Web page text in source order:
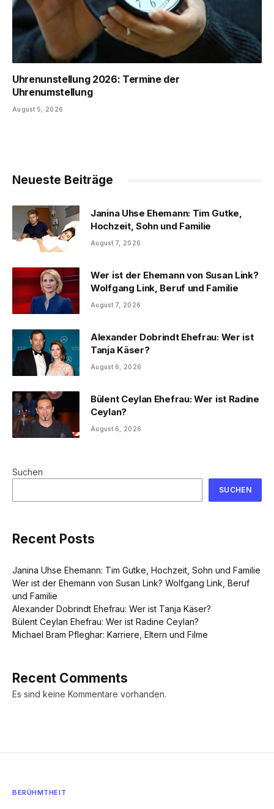
Uhrenunstellung 2026: Termine der
Uhrenumstellung
August 5, 2026
Neueste Beiträge
Janina Uhse Ehemann: Tim Gutke,
Hochzeit, Sohn und Familie
August 7, 2026
Wer ist der Ehemann von Susan Link?
Wolfgang Link, Beruf und Familie
August 7, 2026
Alexander Dobrindt Ehefrau: Wer ist
Tanja Käser?
August 6, 2026
Bülent Ceylan Ehefrau: Wer ist Radine
Ceylan?
August 6, 2026
Suchen
SUCHEN
Recent Posts
Janina Uhse Ehemann: Tim Gutke, Hochzeit, Sohn und Familie
Wer ist der Ehemann von Susan Link? Wolfgang Link, Beruf
und Familie
Alexander Dobrindt Ehefrau: Wer ist Tanja Käser?
Bülent Ceylan Ehefrau: Wer ist Radine Ceylan?
Michael Bram Pfleghar: Karriere, Eltern und Filme
Recent Comments
Es sind keine Kommentare vorhanden.
BERÜHMTHEIT